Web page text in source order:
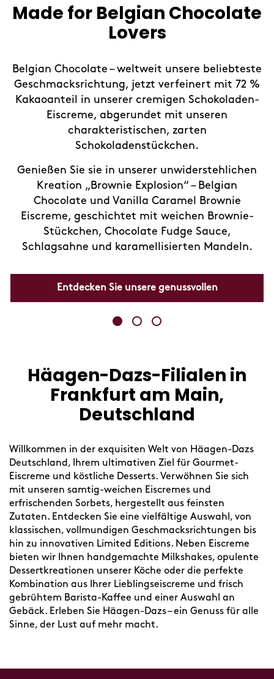
Made for Belgian Chocolate
Lovers
Belgian Chocolate – weltweit unsere beliebteste
Geschmacksrichtung, jetzt verfeinert mit 72 %
Kakaoanteil in unserer cremigen Schokoladen-
Eiscreme, abgerundet mit unseren
charakteristischen, zarten
Schokoladenstückchen.
Genießen Sie sie in unserer unwiderstehlichen
Kreation „Brownie Explosion“ – Belgian
Chocolate und Vanilla Caramel Brownie
Eiscreme, geschichtet mit weichen Brownie-
Stückchen, Chocolate Fudge Sauce,
Schlagsahne und karamellisierten Mandeln.
Entdecken Sie unsere genussvollen
Kreationen
Häagen-Dazs-Filialen in
Frankfurt am Main,
Deutschland
Willkommen in der exquisiten Welt von Häagen-Dazs
Deutschland, Ihrem ultimativen Ziel für Gourmet-
Eiscreme und köstliche Desserts. Verwöhnen Sie sich
mit unseren samtig-weichen Eiscremes und
erfrischenden Sorbets, hergestellt aus feinsten
Zutaten. Entdecken Sie eine vielfältige Auswahl, von
klassischen, vollmundigen Geschmacksrichtungen bis
hin zu innovativen Limited Editions. Neben Eiscreme
bieten wir Ihnen handgemachte Milkshakes, opulente
Dessertkreationen unserer Köche oder die perfekte
Kombination aus Ihrer Lieblingseiscreme und frisch
gebrühtem Barista-Kaffee und einer Auswahl an
Gebäck. Erleben Sie Häagen-Dazs – ein Genuss für alle
Sinne, der Lust auf mehr macht.